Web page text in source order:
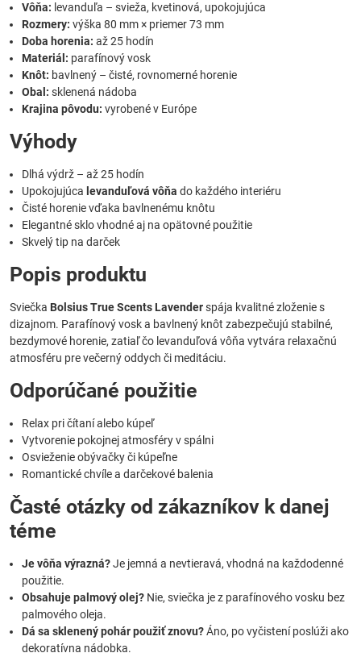
Vôňa: levanduľa – svieža, kvetinová, upokojujúca
Rozmery: výška 80 mm × priemer 73 mm
Doba horenia: až 25 hodín
Materiál: parafínový vosk
Knôt: bavlnený – čisté, rovnomerné horenie
Obal: sklenená nádoba
Krajina pôvodu: vyrobené v Európe
Výhody
Dlhá výdrž – až 25 hodín
Upokojujúca levanduľová vôňa do každého interiéru
Čisté horenie vďaka bavlnenému knôtu
Elegantné sklo vhodné aj na opätovné použitie
Skvelý tip na darček
Popis produktu
Sviečka Bolsius True Scents Lavenderspája kvalitné zloženie s
dizajnom. Parafínový vosk a bavlnený knôt zabezpečujú stabilné,
bezdymové horenie, zatiaľ čo levanduľová vôňa vytvára relaxačnú
atmosféru pre večerný oddych či meditáciu.
Odporúčané použitie
Relax pri čítaní alebo kúpeľ
Vytvorenie pokojnej atmosféry v spálni
Osvieženie obývačky či kúpeľne
Romantické chvíle a darčekové balenia
Časté otázky od zákazníkov k danej
téme
Je vôňa výrazná?Je jemná a nevtieravá, vhodná na každodenné
použitie.
Obsahuje palmový olej? Nie, sviečka je z parafínového vosku bez
palmového oleja.
Dá sa sklenený pohár použiť znovu?Áno, po vyčistení poslúži ako
dekoratívna nádobka.